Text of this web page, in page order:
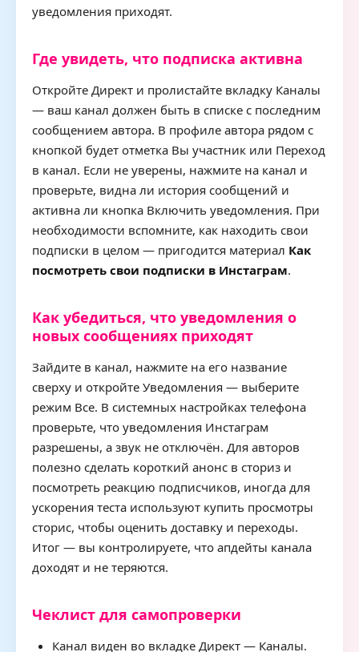
уведомления приходят.
Где увидеть, что подписка активна
Откройте Директ и пролистайте вкладку Каналы
— ваш канал должен быть в списке с последним
сообщением автора. В профиле автора рядом с
кнопкой будет отметка Вы участник или Переход
в канал. Если не уверены, нажмите на канал и
проверьте, видна ли история сообщений и
активна ли кнопка Включить уведомления. При
необходимости вспомните, как находить свои
подписки в целом — пригодится материал Как
посмотреть свои подписки в Инстаграм.
Как убедиться, что уведомления о
новых сообщениях приходят
Зайдите в канал, нажмите на его название
сверху и откройте Уведомления — выберите
режим Все. В системных настройках телефона
проверьте, что уведомления Инстаграм
разрешены, а звук не отключён. Для авторов
полезно сделать короткий анонс в сториз и
посмотреть реакцию подписчиков, иногда для
ускорения теста используют купить просмотры
сторис, чтобы оценить доставку и переходы.
Итог — вы контролируете, что апдейты канала
доходят и не теряются.
Чеклист для самопроверки
Канал виден во вкладке Директ — Каналы.